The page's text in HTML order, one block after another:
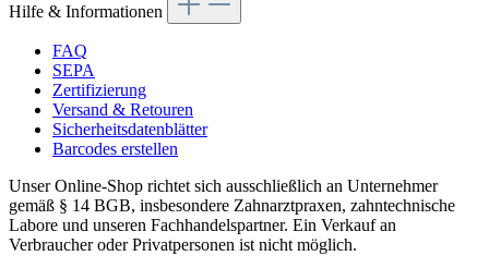
Hilfe & Informationen
FAQ
SEPA
Zertifizierung
Versand & Retouren
Sicherheitsdatenblätter
Barcodes erstellen
Unser Online-Shop richtet sich ausschließlich an Unternehmer
gemäß § 14 BGB, insbesondere Zahnarztpraxen, zahntechnische
Labore und unseren Fachhandelspartner. Ein Verkauf an
Verbraucher oder Privatpersonen ist nicht möglich.